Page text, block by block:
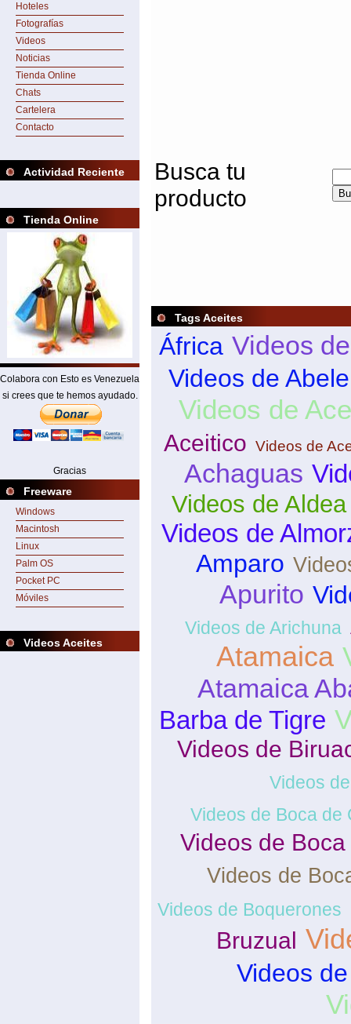
Hoteles
Fotografías
Videos
Noticias
Tienda Online
Chats
Cartelera
Contacto
Actividad Reciente
Tienda Online
Colabora con Esto es Venezuela
si crees que te hemos ayudado.
Gracias
Freeware
Windows
Macintosh
Linux
Palm OS
Pocket PC
Móviles
Videos Aceites
Busca tu
producto
Tags Aceites
África Videos
Videos de
Videos de
Aceitico Videos de
Achaguas
Videos de
Videos de
Amparo
Apurito
Videos de Arichuna
Atamaica
Atamaica
Barba de Tigre
Videos de
Videos
Videos de Boca de
Videos de
Videos de
Videos de Boquerones
Bruzual
Videos